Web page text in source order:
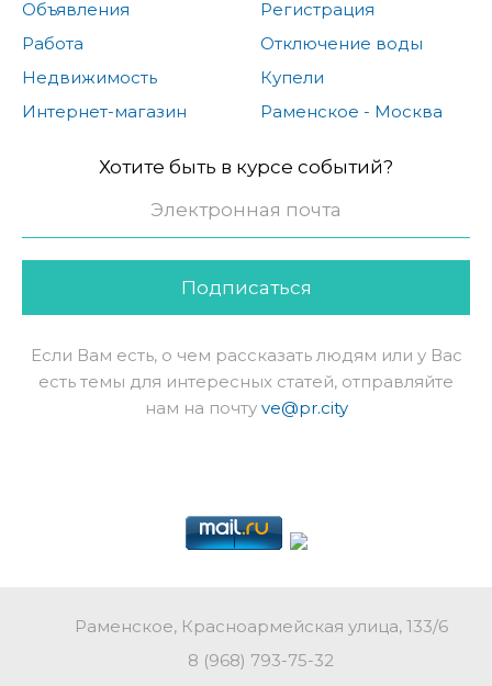
Объявления
Работа
Недвижимость
Интернет-магазин
Регистрация
Отключение воды
Купели
Раменское - Москва
Хотите быть в курсе событий?
Подписаться
Если Вам есть, о чем рассказать людям или у Вас
есть темы для интересных статей, отправляйте
нам на почту ve@pr.city
Раменское, Красноармейская улица, 133/6
8 (968) 793-75-32